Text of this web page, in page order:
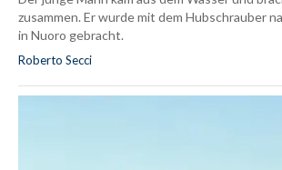
zusammen. Er wurde mit dem Hubschrauber
in Nuoro gebracht.
Roberto Secci